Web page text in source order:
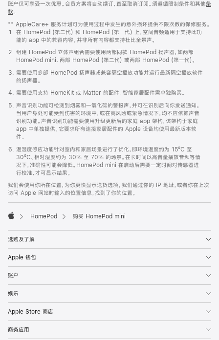
账户仅可享受一次优惠。会员方案将自动续订，直至取消订阅。须遵循限制条件和其他条
款。
窗
口
中
打
开)
** AppleCare+ 服务计划可为使用过程中发生的意外损坏提供不限次数的保修服务。
在 HomePod (第二代) 和 HomePod (第一代) 上，空间音频适用于支持此功
能的 app 中的兼容内容。并非所有内容都支持杜比全景声。
组建 HomePod 立体声组合需要使用两部同款 HomePod 扬声器，如两部
HomePod mini、两部 HomePod (第二代) 或两部 HomePod (第一代)。
需要使用多部 HomePod 扬声器或兼容隔空播放功能并运行最新隔空播放软件
的扬声器。
需要使用支持 HomeKit 或 Matter 的配件。智能家居配件需单独购买。
声音识别功能可检测到烟雾和一氧化碳的警报声，并可在识别后向你发送通知。
当用户身处可能受到伤害的环境中，或在高风险或紧急情况下，均不应依赖声音
识别功能。声音识别功能需要使用升级更新后的家庭 app 架构，该架构于家庭
app 中单独提供。它要求所有连接家居配件的 Apple 设备均使用最新版本软
件。
温湿度感应功能针对室内和家居场景进行了优化，即环境温度约为 15ºC 至
30ºC、相对湿度约为 30% 至 70% 的场景。在长时间以高音量播放音频等情
况下，准确性可能会降低。HomePod mini 在启动后需要一定时间对传感器进
行校准，才可显示结果。
我们会使用你所在位置，为你更快显示送货选项。我们通过你的 IP 地址，或者你在上次
访问 Apple 网站时输入的位置信息，找到了你的位置。
HomePod 购买 HomePod mini
选购及了解
Apple 钱包
账户
娱乐
Apple Store 商店
商务应用